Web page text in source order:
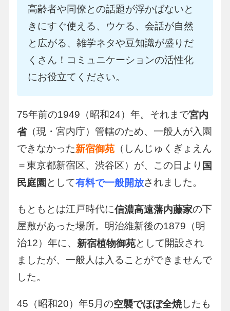
高齢者や同僚との話題が浮かばないと
きにすぐ使える、ウケる、会話が自然
と広がる、雑学ネタや豆知識が盛りだ
くさん！コミュニケーションの活性化
にお役立てください。
75年前の1949（昭和24）年。それまで宮内
省（現・宮内庁）管轄のため、一般人が入園
できなかった新宿御苑（しんじゅくぎょえん
＝東京都新宿区、渋谷区）が、この日より 国
民庭園 として有料で一般開放されました。
もともとは江戸時代に信濃高遠藩内藤家の下
屋敷があった場所。明治維新後の1879（明
治12）年に、 新宿植物御苑として開設され
ましたが、一般人は入ることができませんで
した。
45（昭和20）年5月の空襲でほぼ全焼したも